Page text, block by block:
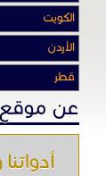
عن موقع